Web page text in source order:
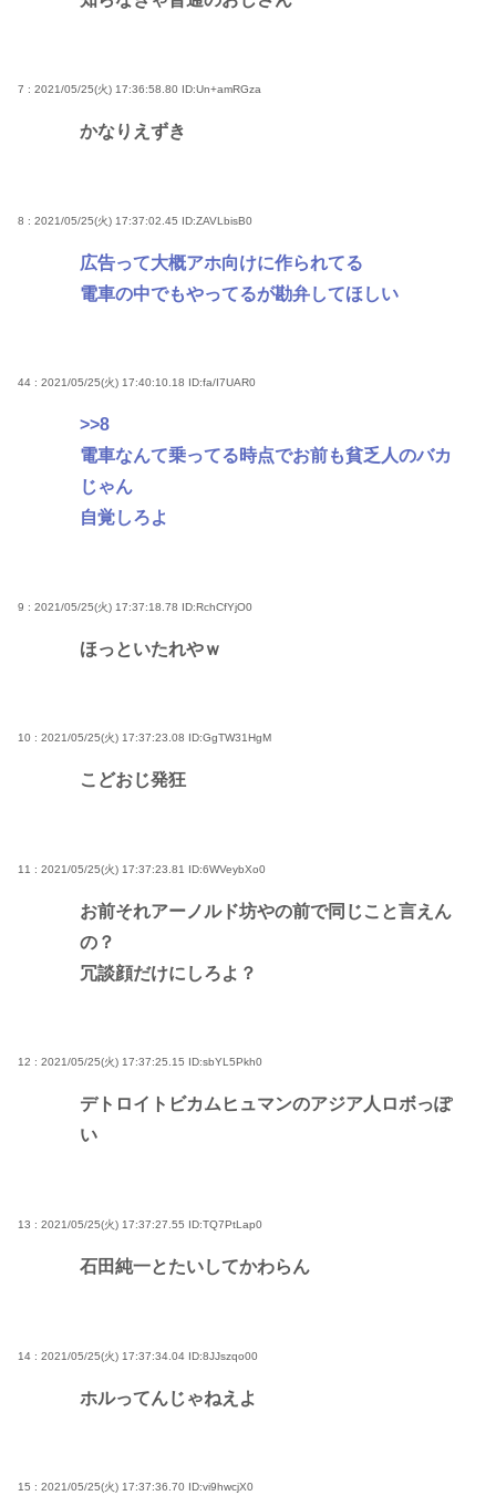
7 : 2021/05/25(火) 17:36:58.80 ID:Un+amRGza
かなりえずき
8 : 2021/05/25(火) 17:37:02.45 ID:ZAVLbisB0
広告って大概アホ向けに作られてる
電車の中でもやってるが勘弁してほしい
44 : 2021/05/25(火) 17:40:10.18 ID:fa/I7UAR0
>>8
電車なんて乗ってる時点でお前も貧乏人のバカ
じゃん
自覚しろよ
9 : 2021/05/25(火) 17:37:18.78 ID:RchCfYjO0
ほっといたれやｗ
10 : 2021/05/25(火) 17:37:23.08 ID:GgTW31HgM
こどおじ発狂
11 : 2021/05/25(火) 17:37:23.81 ID:6WVeybXo0
お前それアーノルド坊やの前で同じこと言えん
の？
冗談顔だけにしろよ？
12 : 2021/05/25(火) 17:37:25.15 ID:sbYL5Pkh0
デトロイトビカムヒュマンのアジア人ロボっぽ
い
13 : 2021/05/25(火) 17:37:27.55 ID:TQ7PtLap0
石田純一とたいしてかわらん
14 : 2021/05/25(火) 17:37:34.04 ID:8JJszqo00
ホルってんじゃねえよ
15 : 2021/05/25(火) 17:37:36.70 ID:vi9hwcjX0